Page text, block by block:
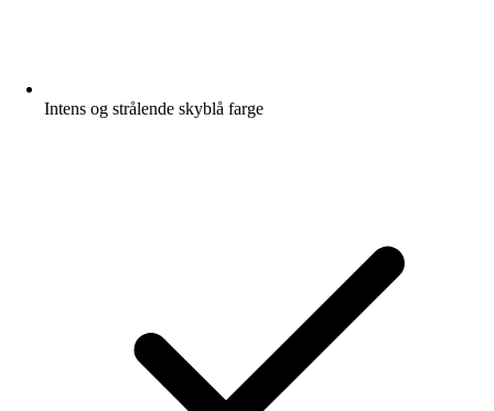
Intens og strålende skyblå farge